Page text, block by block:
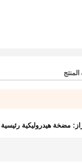
مضخة هيدروليكية رئيسية PSVD2-21E